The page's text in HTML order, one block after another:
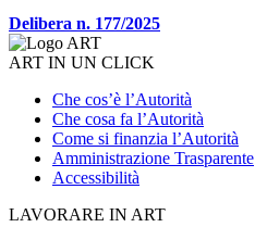
Delibera n. 177/2025
ART IN UN CLICK
Che cos’è l’Autorità
Che cosa fa l’Autorità
Come si finanzia l’Autorità
Amministrazione Trasparente
Accessibilità
LAVORARE IN ART